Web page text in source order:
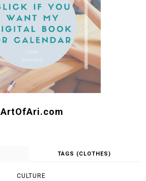
ArtOfAri.com
TAGS (CLOTHES)
CULTURE